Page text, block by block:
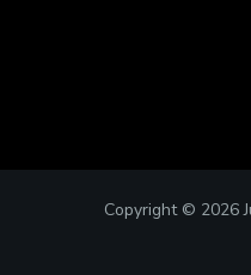
Copyright © 2026